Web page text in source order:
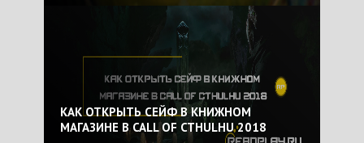
КАК ОТКРЫТЬ СЕЙФ В КНИЖНОМ
МАГАЗИНЕ В CALL OF CTHULHU 2018